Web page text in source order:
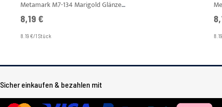
Metamark M7-134 Marigold Glänzend Plotterfolie Breite 1,22 m
8,19 €
8.19 €/1 Stück
Sicher einkaufen & bezahlen mit